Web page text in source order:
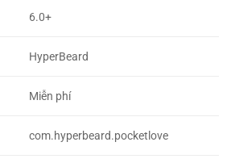
6.0+
HyperBeard
Miễn phí
com.hyperbeard.pocketlove